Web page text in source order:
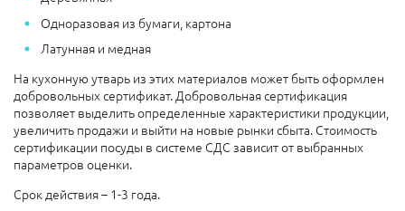
Одноразовая из бумаги, картона
Латунная и медная
На кухонную утварь из этих материалов может быть оформлен
добровольных сертификат. Добровольная сертификация
позволяет выделить определенные характеристики продукции,
увеличить продажи и выйти на новые рынки сбыта. Стоимость
сертификации посуды в системе СДС зависит от выбранных
параметров оценки.
Срок действия – 1-3 года.